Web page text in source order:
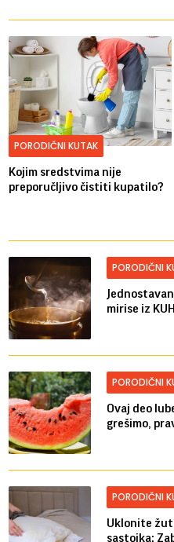
PORODIČNI KUTAK
Kojim sredstvima nije
preporučljivo čistiti kupatilo?
PORODIČNI
mirise iz
PORODIČNI
Ovaj deo
grešimo,
PORODIČNI
Uklonite
sastojka: